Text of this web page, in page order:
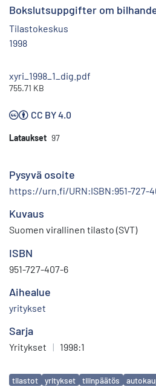
Bokslutsuppgifter om
Tilastokeskus
1998
xyri_1998_1_dig.pdf
755.71 KB
CC BY 4.0
Lataukset 97
Pysyvä osoite
https://urn.fi/URN:ISBN:951-727-
Kuvaus
Suomen virallinen tilasto (SVT)
ISBN
951-727-407-6
Aihealue
yritykset
Sarja
Yritykset | 1998:1
Avainsanat
tilastot yritykset tilinpäätös